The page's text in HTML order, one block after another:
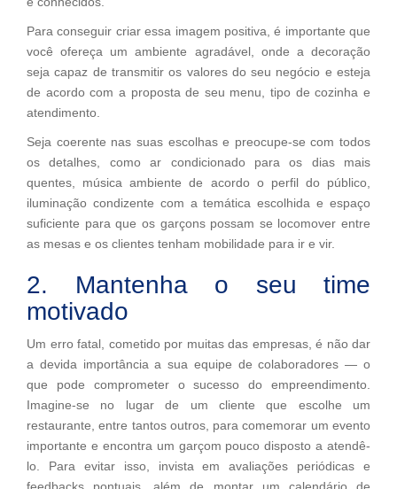
Para conseguir criar essa imagem positiva, é importante que
você ofereça um ambiente agradável, onde a decoração
seja capaz de transmitir os valores do seu negócio e esteja
de acordo com a proposta de seu menu, tipo de cozinha e
atendimento.
Seja coerente nas suas escolhas e preocupe-se com todos
os detalhes, como ar condicionado para os dias mais
quentes, música ambiente de acordo o perfil do público,
iluminação condizente com a temática escolhida e espaço
suficiente para que os garçons possam se locomover entre
as mesas e os clientes tenham mobilidade para ir e vir.
2. Mantenha o seu time
motivado
Um erro fatal, cometido por muitas das empresas, é não dar
a devida importância a sua equipe de colaboradores — o
que pode comprometer o sucesso do empreendimento.
Imagine-se no lugar de um cliente que escolhe um
restaurante, entre tantos outros, para comemorar um evento
importante e encontra um garçom pouco disposto a atendê-
lo. Para evitar isso, invista em avaliações periódicas e
feedbacks pontuais, além de montar um calendário de